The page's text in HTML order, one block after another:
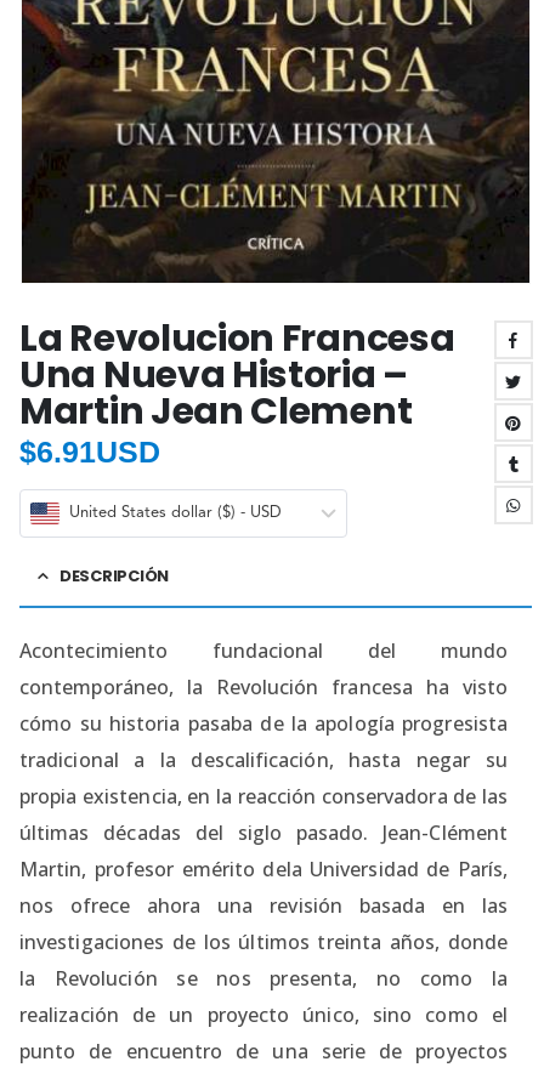
La Revolucion Francesa
Una Nueva Historia –
Martin Jean Clement
$6.91USD
United States dollar ($) - USD
DESCRIPCIÓN
Acontecimiento fundacional del mundo
contemporáneo, la Revolución francesa ha visto
cómo su historia pasaba de la apología progresista
tradicional a la descalificación, hasta negar su
propia existencia, en la reacción conservadora de las
últimas décadas del siglo pasado. Jean-Clément
Martin, profesor emérito dela Universidad de París,
nos ofrece ahora una revisión basada en las
investigaciones de los últimos treinta años, donde
la Revolución se nos presenta, no como la
realización de un proyecto único, sino como el
punto de encuentro de una serie de proyectos